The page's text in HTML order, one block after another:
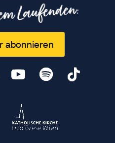
Laufenden:
abonnieren